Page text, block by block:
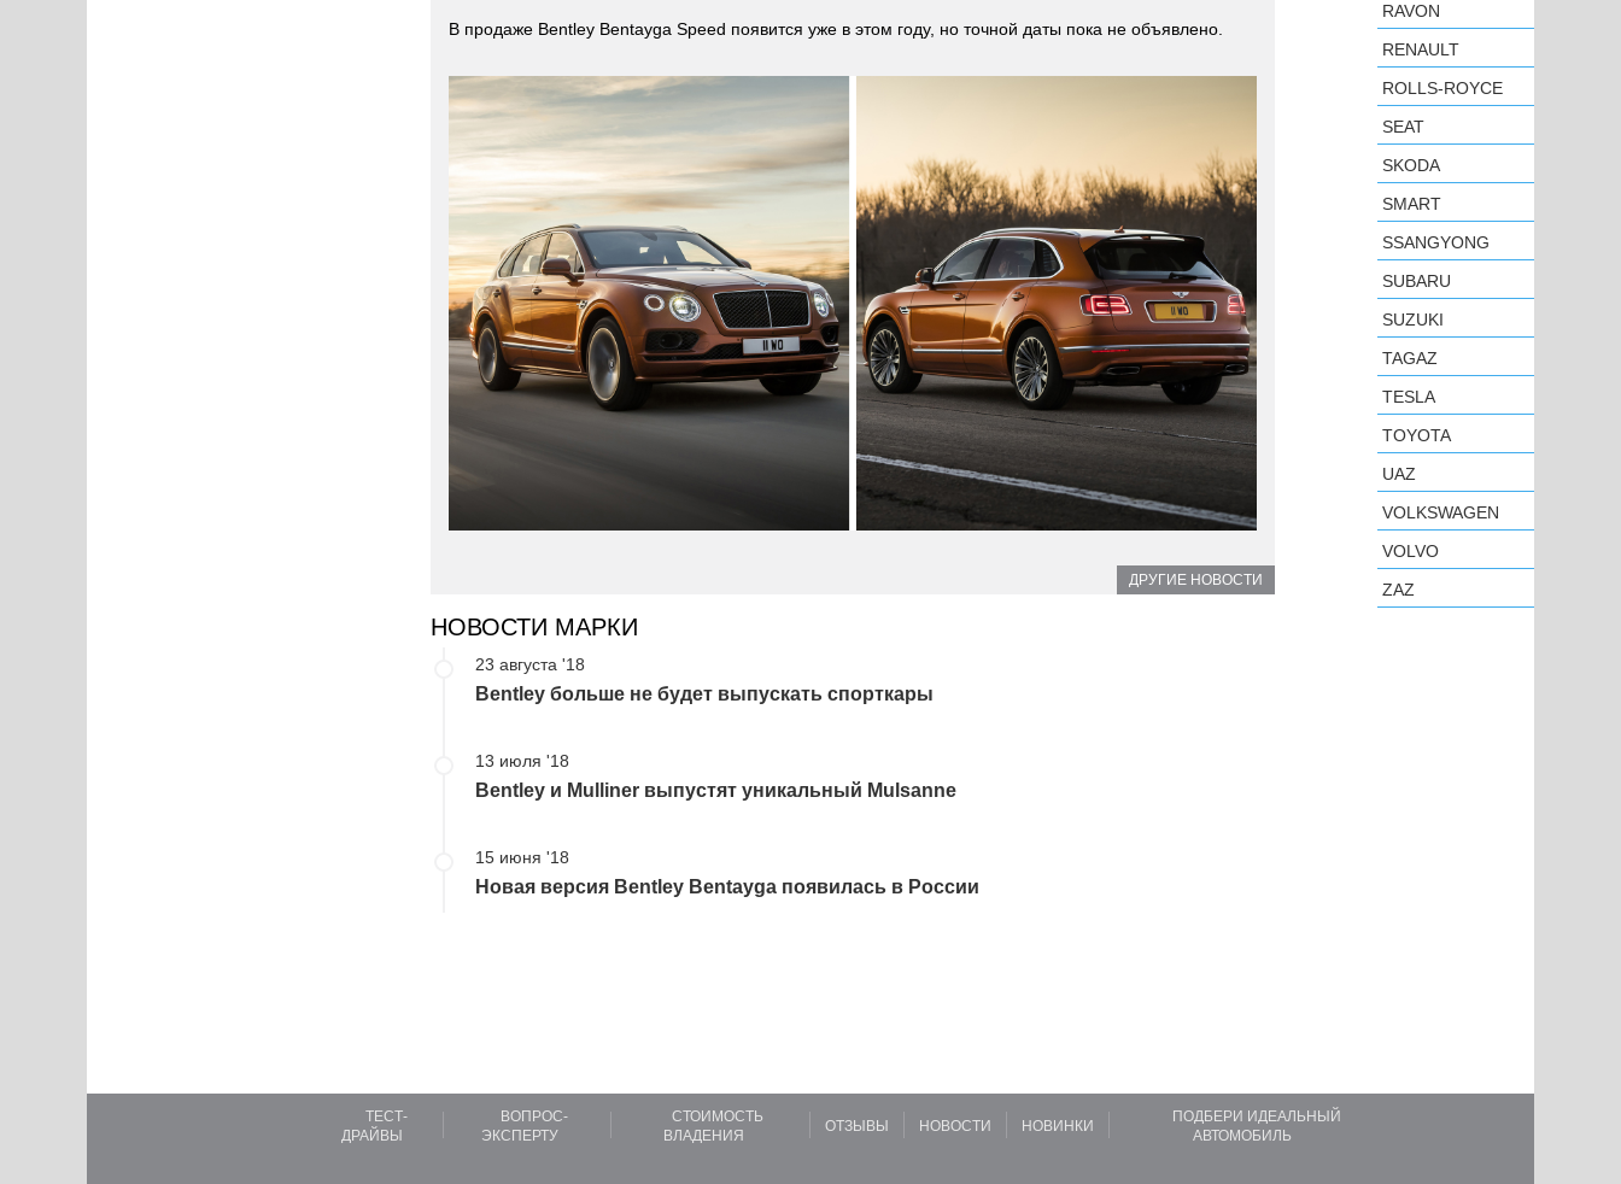
В продаже Bentley Bentayga Speed появится уже в этом году, но точной даты пока не объявлено.
ДРУГИЕ НОВОСТИ
НОВОСТИ МАРКИ
23 августа '18
Bentley больше не будет выпускать спорткары
13 июля '18
Bentley и Mulliner выпустят уникальный Mulsanne
15 июня '18
Новая версия Bentley Bentayga появилась в России
RAVON
RENAULT
ROLLS-ROYCE
SEAT
SKODA
SMART
SSANGYONG
SUBARU
SUZUKI
TAGAZ
TESLA
TOYOTA
UAZ
VOLKSWAGEN
VOLVO
ZAZ
ТЕСТ-
ДРАЙВЫ
ВОПРОС-
ЭКСПЕРТУ
СТОИМОСТЬ
ВЛАДЕНИЯ
ОТЗЫВЫ НОВОСТИ НОВИНКИ
ПОДБЕРИ ИДЕАЛЬНЫЙ
АВТОМОБИЛЬ